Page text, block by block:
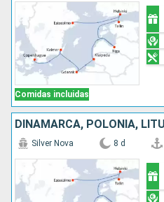
Comidas incluidas
Silver Nova 8 d